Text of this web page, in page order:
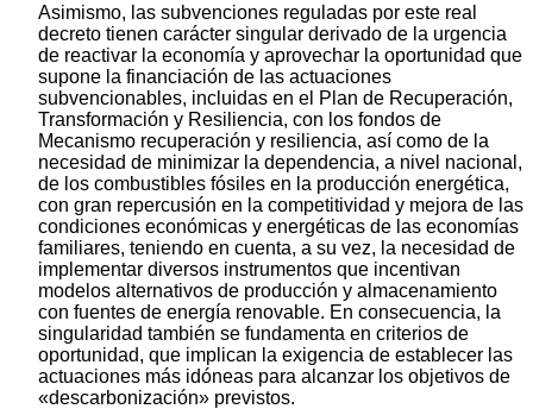
Asimismo, las subvenciones reguladas por este real
decreto tienen carácter singular derivado de la urgencia
de reactivar la economía y aprovechar la oportunidad que
supone la financiación de las actuaciones
subvencionables, incluidas en el Plan de Recuperación,
Transformación y Resiliencia, con los fondos de
Mecanismo recuperación y resiliencia, así como de la
necesidad de minimizar la dependencia, a nivel nacional,
de los combustibles fósiles en la producción energética,
con gran repercusión en la competitividad y mejora de las
condiciones económicas y energéticas de las economías
familiares, teniendo en cuenta, a su vez, la necesidad de
implementar diversos instrumentos que incentivan
modelos alternativos de producción y almacenamiento
con fuentes de energía renovable. En consecuencia, la
singularidad también se fundamenta en criterios de
oportunidad, que implican la exigencia de establecer las
actuaciones más idóneas para alcanzar los objetivos de
«descarbonización» previstos.